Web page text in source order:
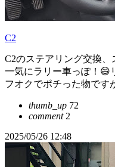
C2
C2のステアリング交換
一気にラリー車っぽ！😄
フオクでポチった物です
thumb_up 72
comment2
2025/05/26 12:48